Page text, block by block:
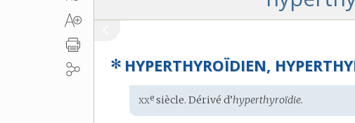
✻ HYPERTHYROÏDIEN,
Étymologie
:
xxe siècle. Dérivé d’hyperthyroïdie.